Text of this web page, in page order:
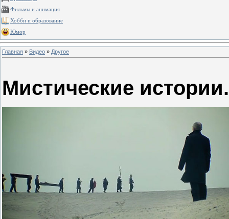
Фильмы и анимация
Хобби и образование
Юмор
Главная » Видео » Другое
Мистические